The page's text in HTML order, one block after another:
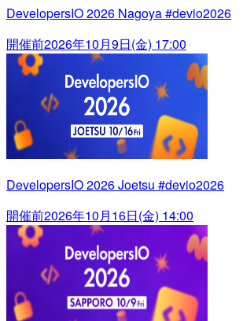
DevelopersIO 2026 Nagoya #devio2026
開催前2026年10月9日(金) 17:00
DevelopersIO 2026 Joetsu #devio2026
開催前2026年10月16日(金) 14:00